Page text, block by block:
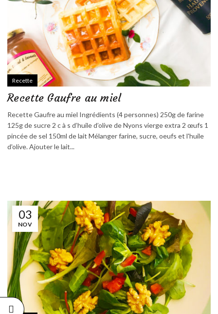
Recette
Recette Gaufre au miel
Recette Gaufre au miel Ingrédients (4 personnes) 250g de farine
125g de sucre 2 c à s d’huile d’olive de Nyons vierge extra 2 œufs 1
pincée de sel 150ml de lait Mélanger farine, sucre, oeufs et l'huile
d'olive. Ajouter le lait...
03
NOV